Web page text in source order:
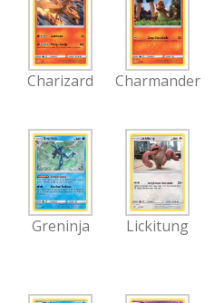
Charizard Charmander
Greninja Lickitung